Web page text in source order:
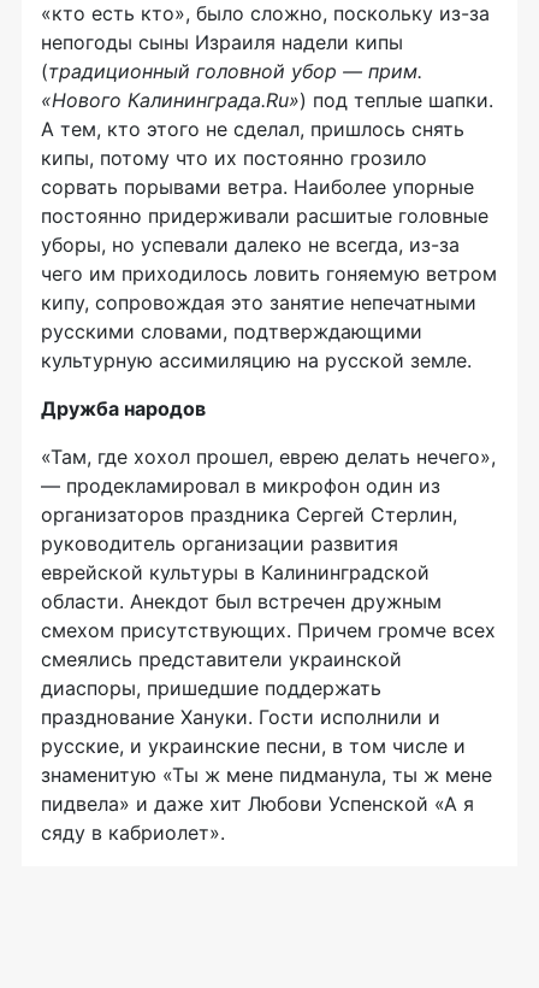
«кто есть кто», было сложно, поскольку из-за
непогоды сыны Израиля надели кипы
(традиционный головной убор — прим.
«Нового Калининграда.Ru») под теплые шапки.
А тем, кто этого не сделал, пришлось снять
кипы, потому что их постоянно грозило
сорвать порывами ветра. Наиболее упорные
постоянно придерживали расшитые головные
уборы, но успевали далеко не всегда, из-за
чего им приходилось ловить гоняемую ветром
кипу, сопровождая это занятие непечатными
русскими словами, подтверждающими
культурную ассимиляцию на русской земле.
Дружба народов
«Там, где хохол прошел, еврею делать нечего»,
— продекламировал в микрофон один из
организаторов праздника Сергей Стерлин,
руководитель организации развития
еврейской культуры в Калининградской
области. Анекдот был встречен дружным
смехом присутствующих. Причем громче всех
смеялись представители украинской
диаспоры, пришедшие поддержать
празднование Хануки. Гости исполнили и
русские, и украинские песни, в том числе и
знаменитую «Ты ж мене пидманула, ты ж мене
пидвела» и даже хит Любови Успенской «А я
сяду в кабриолет».